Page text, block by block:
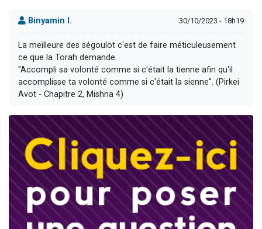
Binyamin I. 30/10/2023 - 18h19
La meilleure des ségoulot c'est de faire méticuleusement
ce que la Torah demande.
"Accompli sa volonté comme si c'était la tienne afin qu'il
accomplisse ta volonté comme si c'était la sienne". (Pirkei
Avot - Chapitre 2, Mishna 4)